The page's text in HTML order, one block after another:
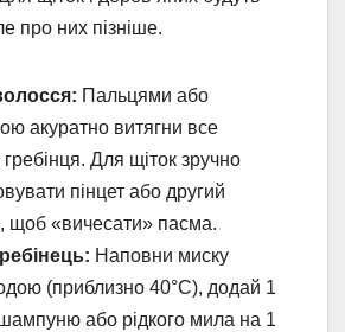
про них пізніше.
Пальцями або
акуратно витягни все
Для щіток зручно
пінцет або другий
щоб «вичесати» пасма.
Наповни миску
(приблизно 40°C), додай 1
або рідкого мила на 1